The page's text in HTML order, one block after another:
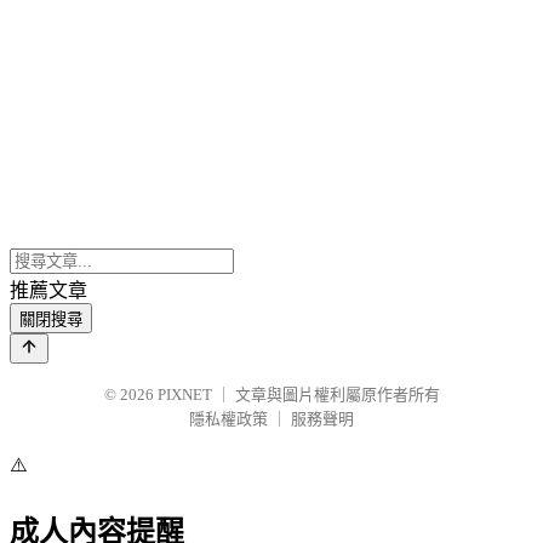
推薦文章
關閉搜尋
© 2026 PIXNET
文章與圖片權利屬原作者所有
隱私權政策
服務聲明
⚠️
成人內容提醒